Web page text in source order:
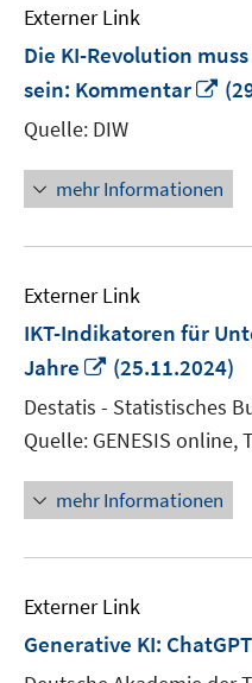
Externer Link
Die KI-Revolution
sein: Kommentar
In
Quelle: DIW
mehr Informationen
Externer Link
IKT-Indikatoren für
Jahre
In
neuem
Fenster
öffnen
(25.11.2024)
Destatis - Statistisches
Quelle: GENESIS online,
mehr Informationen
Externer Link
Generative KI: